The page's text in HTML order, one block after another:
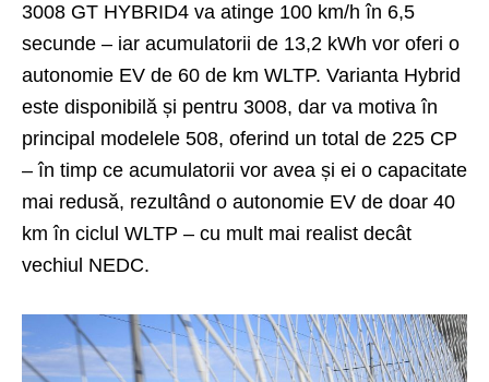
3008 GT HYBRID4 va atinge 100 km/h în 6,5
secunde – iar acumulatorii de 13,2 kWh vor oferi o
autonomie EV de 60 de km WLTP. Varianta Hybrid
este disponibilă și pentru 3008, dar va motiva în
principal modelele 508, oferind un total de 225 CP
– în timp ce acumulatorii vor avea și ei o capacitate
mai redusă, rezultând o autonomie EV de doar 40
km în ciclul WLTP – cu mult mai realist decât
vechiul NEDC.